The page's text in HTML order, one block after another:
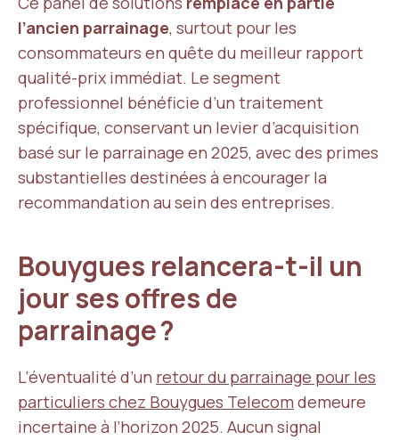
l’ancien parrainage, surtout pour les
consommateurs en quête du meilleur rapport
qualité-prix immédiat. Le segment
professionnel bénéficie d’un traitement
spécifique, conservant un levier d’acquisition
basé sur le parrainage en 2025, avec des primes
substantielles destinées à encourager la
recommandation au sein des entreprises.
Bouygues relancera-t-il un
jour ses offres de
parrainage ?
L’éventualité d’un retour du parrainage pour les
particuliers chez Bouygues Telecom demeure
incertaine à l’horizon 2025. Aucun signal